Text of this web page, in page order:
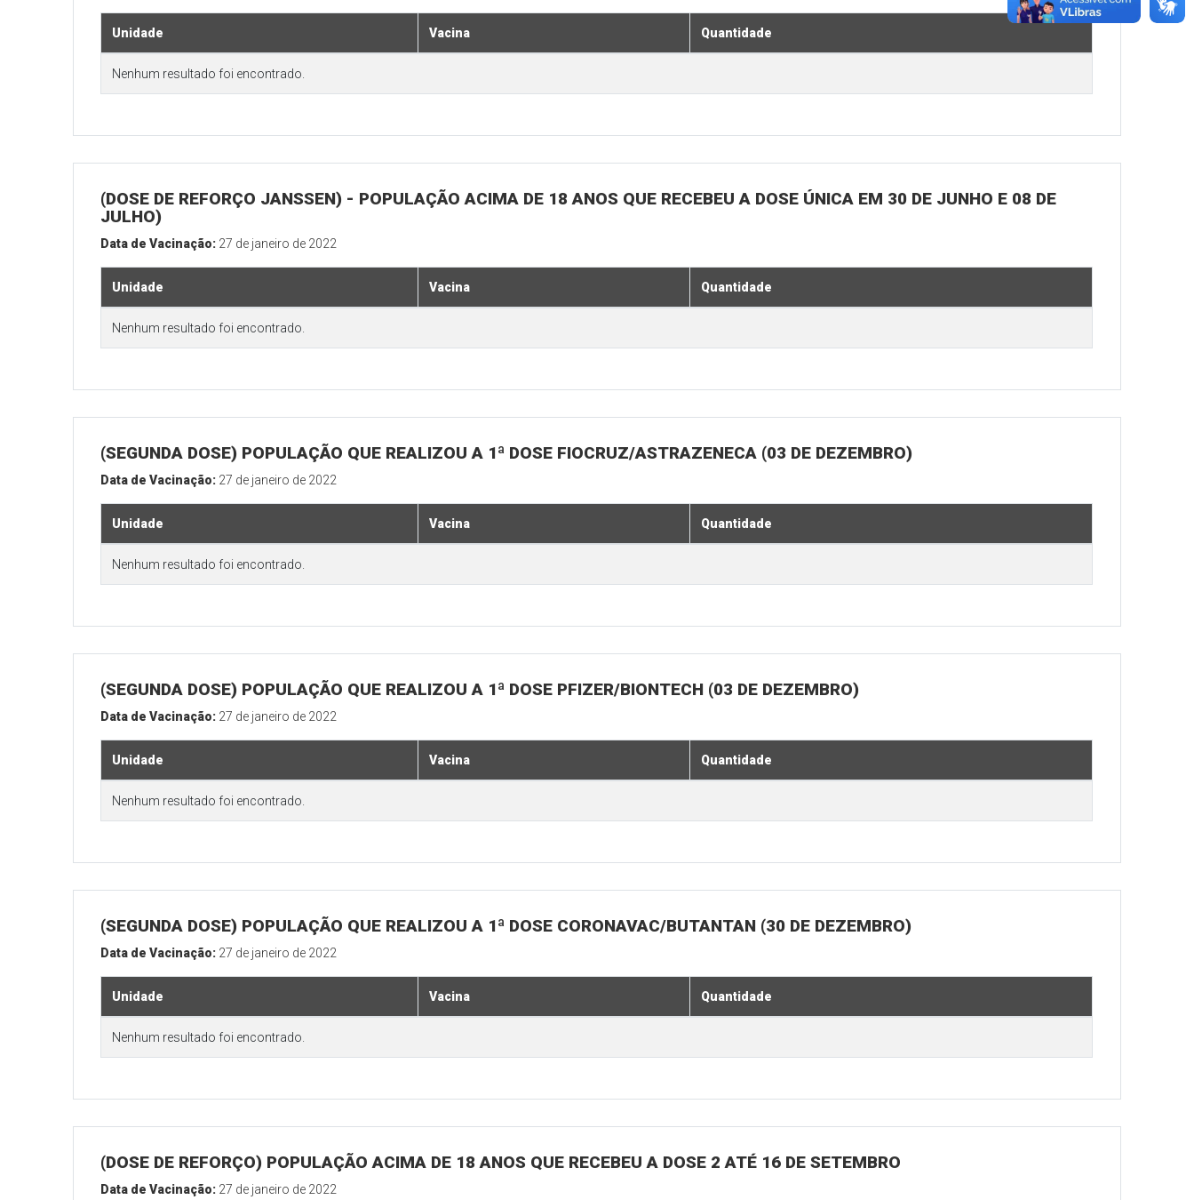
Unidade Vacina Quantidade
Nenhum resultado foi encontrado.
(DOSE DE REFORÇO JANSSEN) - POPULAÇÃO ACIMA DE 18 ANOS QUE RECEBEU A DOSE ÚNICA EM 30 DE JUNHO E 08 DE
JULHO)
Data de Vacinação: 27 de janeiro de 2022
Unidade Vacina Quantidade
Nenhum resultado foi encontrado.
(SEGUNDA DOSE) POPULAÇÃO QUE REALIZOU A 1ª DOSE FIOCRUZ/ASTRAZENECA (03 DE DEZEMBRO)
Data de Vacinação: 27 de janeiro de 2022
Unidade Vacina Quantidade
Nenhum resultado foi encontrado.
(SEGUNDA DOSE) POPULAÇÃO QUE REALIZOU A 1ª DOSE PFIZER/BIONTECH (03 DE DEZEMBRO)
Data de Vacinação: 27 de janeiro de 2022
Unidade Vacina Quantidade
Nenhum resultado foi encontrado.
(SEGUNDA DOSE) POPULAÇÃO QUE REALIZOU A 1ª DOSE CORONAVAC/BUTANTAN (30 DE DEZEMBRO)
Data de Vacinação: 27 de janeiro de 2022
Unidade Vacina Quantidade
Nenhum resultado foi encontrado.
(DOSE DE REFORÇO) POPULAÇÃO ACIMA DE 18 ANOS QUE RECEBEU A DOSE 2 ATÉ 16 DE SETEMBRO
Data de Vacinação: 27 de janeiro de 2022